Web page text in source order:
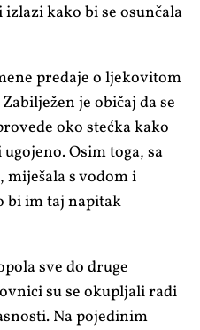
kako bi se osunčala
predaje o ljekovitom
je običaj da se
oko stećka kako
Osim toga, sa
miješala s vodom i
bi im taj napitak
sve do druge
su se okupljali radi
Na pojedinim